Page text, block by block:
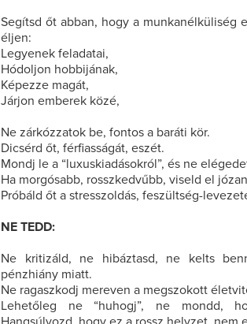
Segítsd őt abban, hogy a munkanélküliség
éljen:
Legyenek feladatai,
Hódoljon hobbijának,
Képezze magát,
Járjon emberek közé,
Ne zárkózzatok be, fontos a baráti kör.
Dicsérd őt, férfiasságát, eszét.
Mondj le a “luxuskiadásokról”, és ne
Ha morgósabb, rosszkedvűbb, viseld el
Próbáld őt a stresszoldás, feszültség-
NE TEDD:
Ne kritizáld, ne hibáztasd, ne kelts
pénzhiány miatt.
Ne ragaszkodj mereven a megszokott
Lehetőleg ne “huhogj”, ne mondd,